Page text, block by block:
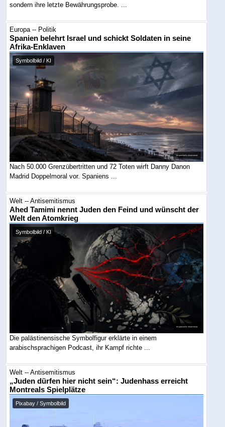
sondern ihre letzte Bewährungsprobe. ...
Europa -- Politik
Spanien belehrt Israel und schickt Soldaten in seine
Afrika-Enklaven
Symbolbild / KI
Nach 50.000 Grenzübertritten und 72 Toten wirft Danny Danon
Madrid Doppelmoral vor. Spaniens ...
Welt -- Antisemitismus
Ahed Tamimi nennt Juden den Feind und wünscht der
Welt den Atomkrieg
Symbolbild / KI
Die palästinensische Symbolfigur erklärte in einem
arabischsprachigen Podcast, ihr Kampf richte ...
Welt -- Antisemitismus
„Juden dürfen hier nicht sein“: Judenhass erreicht
Montreals Spielplätze
Pixabay / Symbolbild